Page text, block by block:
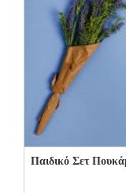
Παιδικό Σετ